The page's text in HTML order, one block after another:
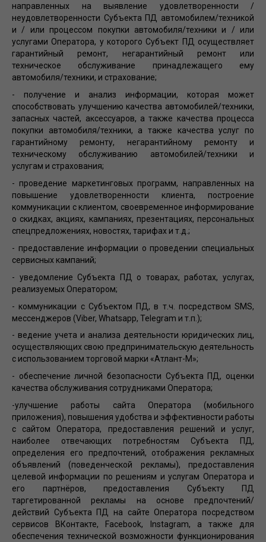
направленных на выявление удовлетворенности /
неудовлетворенности Субъекта ПД автомобилем/техникой
и / или процессом покупки автомобиля/техники и / или
услугами Оператора, у которого Субъект ПД осуществляет
гарантийный ремонт, негарантийный ремонт или
техническое обслуживание принадлежащего ему
автомобиля/техники, и страхование;
- получение и анализ информации, которая может
способствовать улучшению качества автомобилей/техники,
запасных частей, аксессуаров, а также качества процесса
покупки автомобиля/техники, а также качества услуг по
гарантийному ремонту, негарантийному ремонту и
техническому обслуживанию автомобилей/техники и
услугам и страхования;
- проведение маркетинговых программ, направленных на
повышение удовлетворенности клиента, построение
коммуникации с клиентом, своевременное информирование
о скидках, акциях, кампаниях, презентациях, персональных
спецпредложениях, новостях, тарифах и т.д.;
- предоставление информации о проведении специальных
сервисных кампаний;
- уведомление Субъекта ПД о товарах, работах, услугах,
реализуемых Оператором;
- коммуникации с Субъектом ПД, в т.ч. посредством SMS,
мессенджеров (Viber, Whatsapp, Telegram и т.п.);
- ведение учета и анализа деятельности юридических лиц,
осуществляющих свою предпринимательскую деятельность
с использованием торговой марки «Атлант-М»;
- обеспечение личной безопасности Субъекта ПД, оценки
качества обслуживания сотрудниками Оператора;
-улучшение работы сайта Оператора (мобильного
приложения), повышения удобства и эффективности работы
с сайтом Оператора, предоставления решений и услуг,
наиболее отвечающих потребностям Субъекта ПД,
определения его предпочтений, отображения рекламных
объявлений (поведенческой рекламы), предоставления
целевой информации по решениям и услугам Оператора и
его партнёров, предоставления Субъекту ПД
таргетированной рекламы на основе предпочтений/
действий Субъекта ПД на сайте Оператора посредством
сервисов ВКонтакте, Facebook, Instagram, а также для
обеспечения технической возможности функционирования